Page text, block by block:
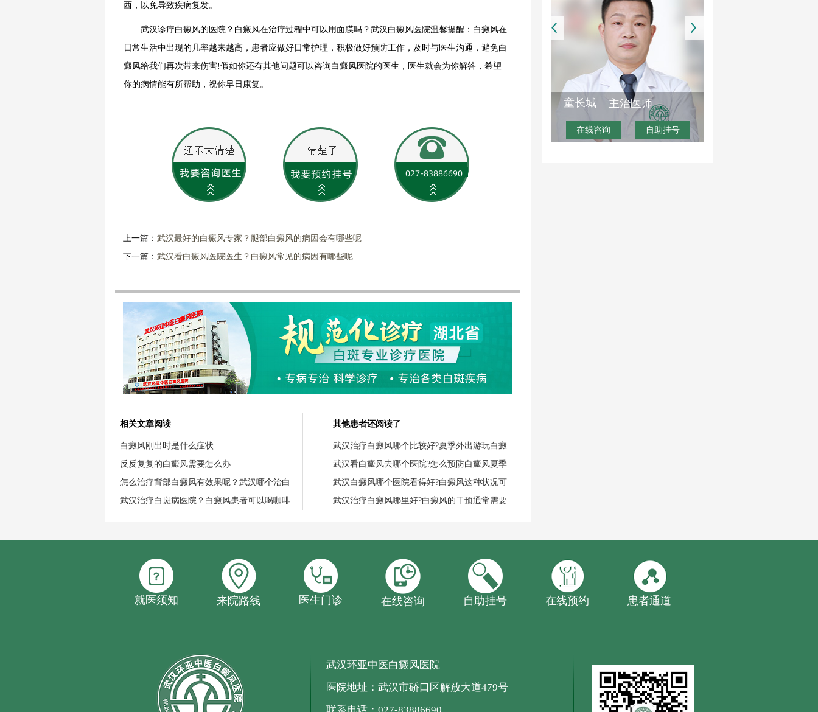
西，以免导致疾病复发。
武汉诊疗白癜风的医院？白癜风在治疗过程中可以用面膜吗？ 武汉白癜风医院温馨提醒：白癜风在
日常生活中出现的几率越来越高，患者应做好日常护理，积极做好预防工作，及时与医生沟通，避免白
癜风给我们再次带来伤害!假如你还有其他问题可以咨询白癜风医院的医生，医生就会为你解答，希望
你的病情能有所帮助，祝你早日康复。
上一篇： 武汉最好的白癜风专家？腿部白癜风的病因会有哪些呢
下一篇： 武汉看白癜风医院医生？白癜风常见的病因有哪些呢
相关文章阅读
白癜风刚出时是什么症状
反反复复的白癜风需要怎么办
怎么治疗背部白癜风有效果呢？武汉哪个治白
武汉治疗白斑病医院？白癜风患者可以喝咖啡
其他患者还阅读了
武汉治疗白癜风哪个比较好?夏季外出游玩白癜
武汉看白癜风去哪个医院?怎么预防白癜风夏季
武汉白癜风哪个医院看得好?白癜风这种状况可
武汉治疗白癜风哪里好?白癜风的干预通常需要
童长城 主治医师
在线咨询 自助挂号
就医须知 来院路线 医生门诊 在线咨询 自助挂号 在线预约 患者通道
武汉环亚中医白癜风医院
医院地址：武汉市硚口区解放大道479号